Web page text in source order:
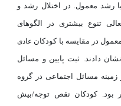
رشد معمول. در اختلال رشد و
تنوع بیشتری در الگوهای
در مقایسه با کودکان عادی
دادند. ثبت پایین و مسائل
مسائل اجتماعی در گروه
بود. کودکان نقص توجه/بیش